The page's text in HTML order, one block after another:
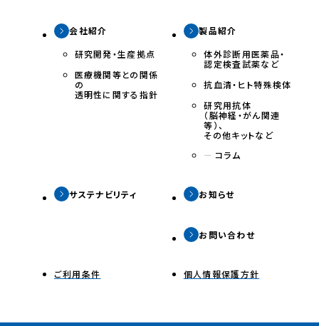
会社紹介
研究開発・生産拠点
医療機関等との関係
の
透明性に関する指針
製品紹介
体外診断用医薬品・
認定検査試薬など
抗⾎清・ヒト特殊検体
研究⽤抗体
（脳神経・がん関連
等）、
その他キットなど
ー コラム
サステナビリティ お知らせ
お問い合わせ
ご利⽤条件 個⼈情報保護⽅針